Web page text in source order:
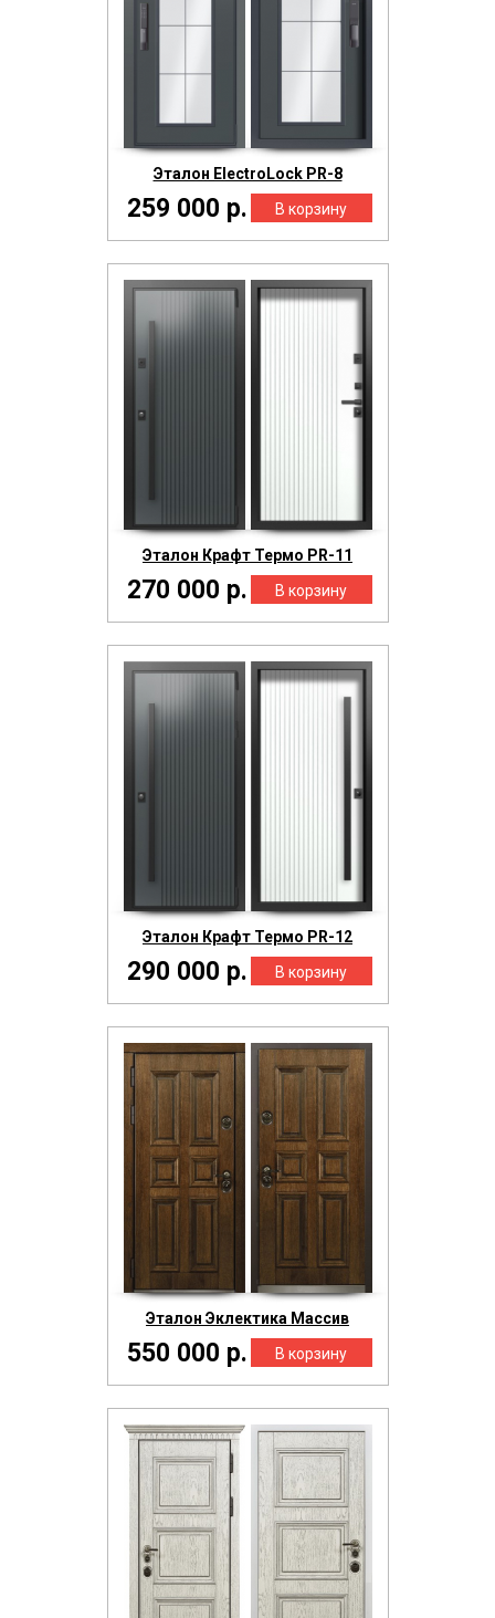
Эталон ElectroLock PR-8
259 000 р.
Эталон Крафт Термо PR-11
270 000 р.
Эталон Крафт Термо PR-12
290 000 р.
Эталон Эклектика Массив
550 000 р.